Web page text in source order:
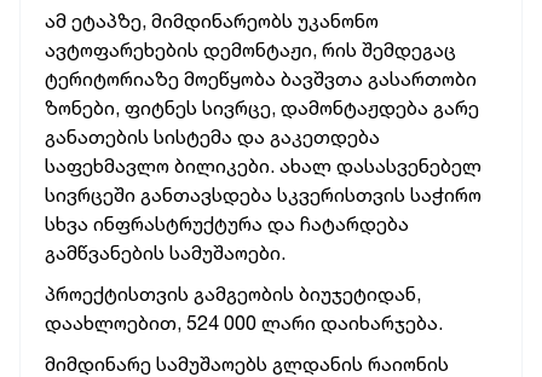
ამ ეტაპზე, მიმდინარეობს უკანონო
ავტოფარეხების დემონტაჟი, რის შემდეგაც
ტერიტორიაზე მოეწყობა ბავშვთა გასართობი
ზონები, ფიტნეს სივრცე, დამონტაჟდება გარე
განათების სისტემა და გაკეთდება
საფეხმავლო ბილიკები. ახალ დასასვენებელ
სივრცეში განთავსდება სკვერისთვის საჭირო
სხვა ინფრასტრუქტურა და ჩატარდება
გამწვანების სამუშაოები.
პროექტისთვის გამგეობის ბიუჯეტიდან,
დაახლოებით, 524 000 ლარი დაიხარჯება.
მიმდინარე სამუშაოებს გლდანის რაიონის